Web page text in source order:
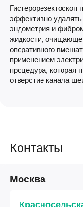
Гистерорезектоскоп
эффективно
эндометрия и
жидкости,
оперативного
применением
процедура, которая
отверстие канала
Контакты
Москва